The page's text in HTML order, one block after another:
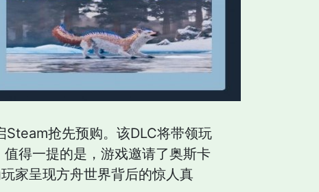
抢先预购。该DLC将带领玩
得一提的是，游戏邀请了奥斯卡
家呈现方舟世界背后的惊人真